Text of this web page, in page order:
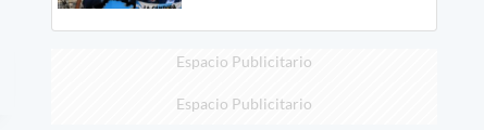
Espacio Publicitario
Espacio Publicitario